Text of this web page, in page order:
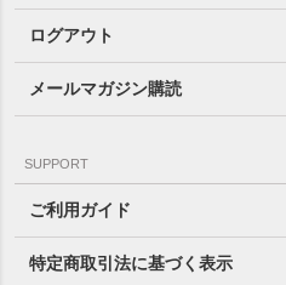
ログアウト
メールマガジン購読
SUPPORT
ご利用ガイド
特定商取引法に基づく表示